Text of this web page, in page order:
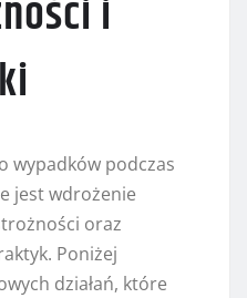
i
wypadków podczas
jest wdrożenie
oraz
Poniżej
działań, które